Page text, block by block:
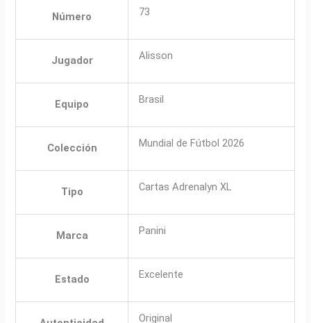
Número 73
Jugador Alisson
Equipo Brasil
Colección Mundial de Fútbol 2026
Tipo Cartas Adrenalyn XL
Marca Panini
Estado Excelente
Original